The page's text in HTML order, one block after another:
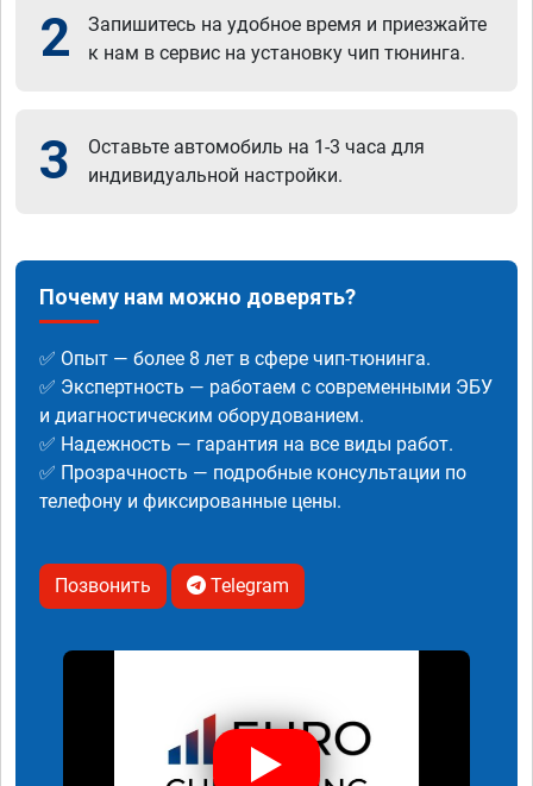
2
Запишитесь на удобное время и приезжайте
к нам в сервис на установку чип тюнинга.
3
Оставьте автомобиль на 1-3 часа для
индивидуальной настройки.
Почему нам можно доверять?
✅ Опыт — более 8 лет в сфере чип-тюнинга.
✅ Экспертность — работаем с современными ЭБУ
и диагностическим оборудованием.
✅ Надежность — гарантия на все виды работ.
✅ Прозрачность — подробные консультации по
телефону и фиксированные цены.
Позвонить Telegram